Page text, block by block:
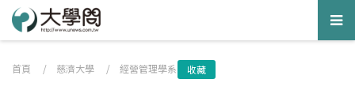
首頁 / 慈濟大學 / 經營管理學系 收藏